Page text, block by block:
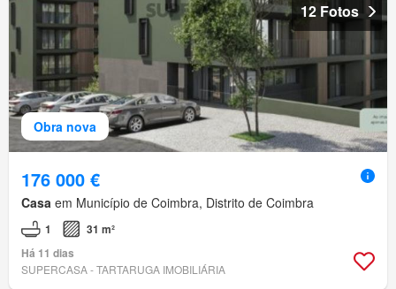
Obra nova
12 Fotos
176 000 €
Casa em Município de Coimbra, Distrito de Coimbra
1
31 m²
Há 11 dias
SUPERCASA - TARTARUGA IMOBILIÁRIA